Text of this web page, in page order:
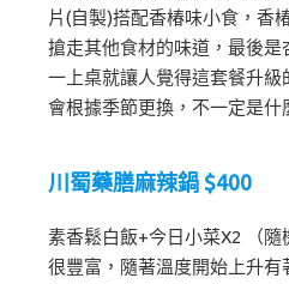
片(自製)搭配香椿味小食，香
搶走其他食材的味道，最後是
一上桌就讓人覺得這套餐升級
會根據季節更換，不一定是什
川蜀藥膳麻辣鍋 $400
素香鬆白飯+今日小菜X2 （
很豐富，隨著溫度開始上升有